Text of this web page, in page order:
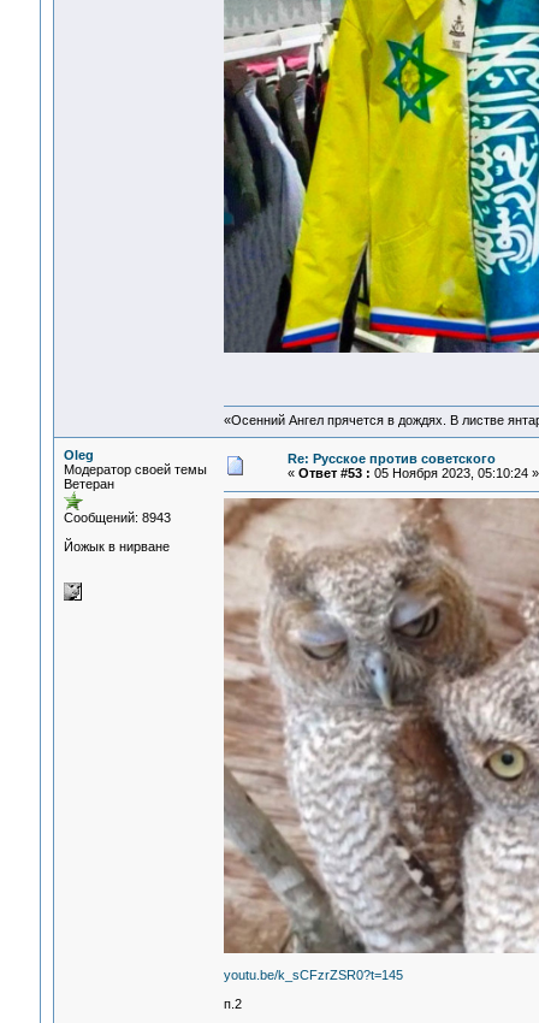
«Осенний Ангел прячется в дождях. В листве
Oleg
Модератор своей темы
Ветеран
Сообщений: 8943
Йожык в нирване
Re: Русское против советского
« Ответ #53 : 05 Ноября 2023, 05:10:24 »
youtu.be/k_sCFzrZSR0?t=145
п.2